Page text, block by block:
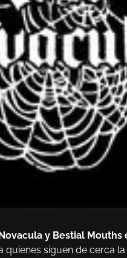
y Bestial Mouths
quienes siguen de cerca